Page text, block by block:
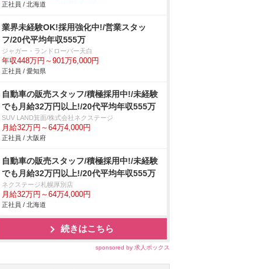
正社員 / 北海道
業界未経験OK!採用強化中!/営業スタッ
フ/20代平均年収555万
ジャガー・ランドローバー天白
年収448万円～901万6,000円
正社員 / 愛知県
自動車の販売スタッフ/積極採用中!/未経験
でも月給32万円以上!/20代平均年収555万
SUV LAND箕面/株式会社ネクステージ
月給32万円～64万4,000円
正社員 / 大阪府
自動車の販売スタッフ/積極採用中!/未経験
でも月給32万円以上!/20代平均年収555万
ネクステージ札幌厚別店
月給32万円～64万4,000円
正社員 / 北海道
続きはこちら
sponsored by 求人ボックス